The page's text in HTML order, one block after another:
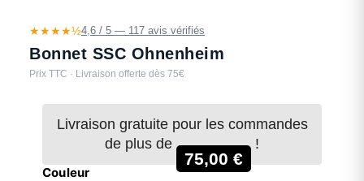
★★★★½4,6 / 5 — 117 avis vérifiés
Bonnet SSC Ohnenheim
Prix TTC · Livraison offerte dès 75€
Livraison gratuite pour les commandes
de plus de
75,00 €
!
Couleur